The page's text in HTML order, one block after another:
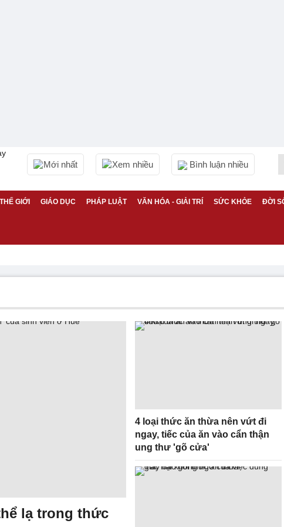
Mới nhất Xem nhiều Bình luận nhiều
THẾ GIỚI GIÁO DỤC PHÁP LUẬT VĂN HÓA - GIẢI TRÍ SỨC KHỎE ĐỜI
lạ trong thức
4 loại thức ăn thừa nên vứt đi
ngay, tiếc của ăn vào cẩn thận
ung thư 'gõ cửa'